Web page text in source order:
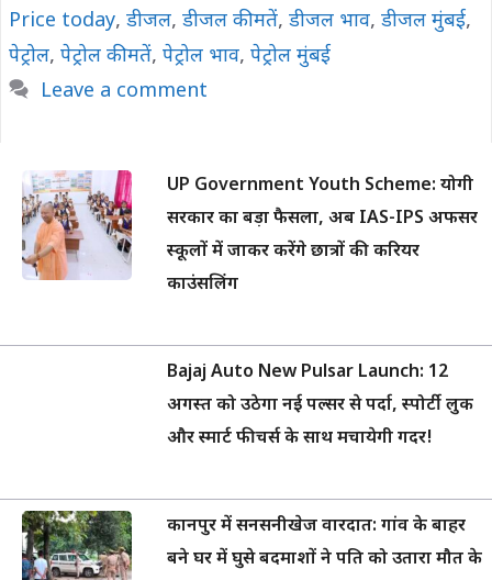
Price today, डीजल, डीजल कीमतें, डीजल भाव, डीजल मुंबई,
पेट्रोल, पेट्रोल कीमतें, पेट्रोल भाव, पेट्रोल मुंबई
Leave a comment
UP Government Youth Scheme: योगी
सरकार का बड़ा फैसला, अब IAS-IPS अफसर
स्कूलों में जाकर करेंगे छात्रों की करियर
काउंसलिंग
Bajaj Auto New Pulsar Launch: 12
अगस्त को उठेगा नई पल्सर से पर्दा, स्पोर्टी लुक
और स्मार्ट फीचर्स के साथ मचायेगी गदर!
कानपुर में सनसनीखेज वारदात: गांव के बाहर
बने घर में घुसे बदमाशों ने पति को उतारा मौत के